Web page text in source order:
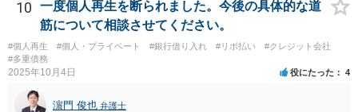
ろの事情を総合的に検討して方針を決めないといけないので、直接弁
護士と面談したうえで、債務整理を依頼してください。
10
一度個人再生を断られました。今後の具体的な道
筋について相談させてください。
#個人再生 #個人・プライベート #銀行借り入れ #リボ払い
#クレジット会社
#多重債務
2025年10月4日 役にたった 4
濵門 俊也 弁護士